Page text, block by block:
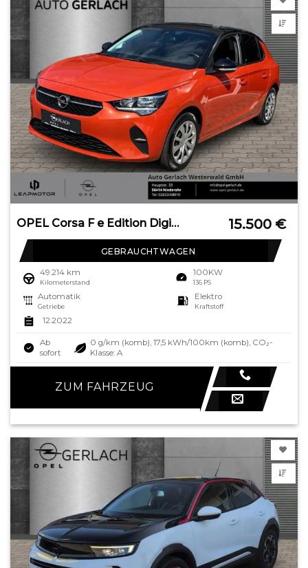
OPEL Corsa F e Edition Digitales Cockpit Apple CarPla 15.500 €
GEBRAUCHTWAGEN
49.214 km
Kilometerstand
100KW
136 PS
Automatik
Getriebe
Elektro
Kraftstoff
12.2022
Ab
sofort
0 g/km (komb), 17,5 kWh/100km (komb), CO₂-
Klasse: A
ZUM FAHRZEUG